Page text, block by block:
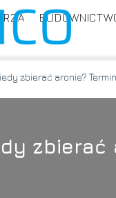
zbierać aronie?
zbierać